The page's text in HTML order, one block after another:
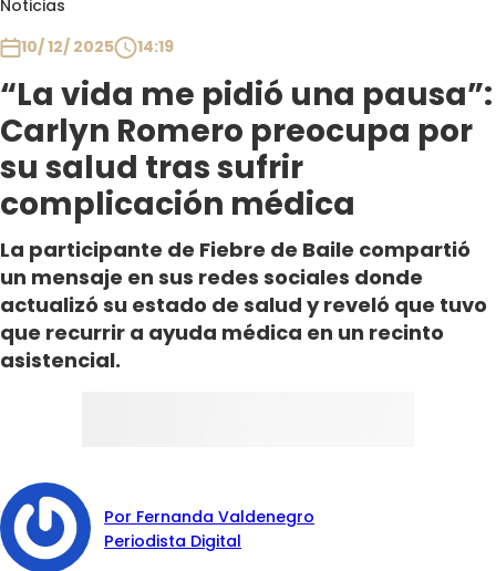
Noticias
10/ 12/ 2025
14:19
“La vida me pidió una pausa”:
Carlyn Romero preocupa por
su salud tras sufrir
complicación médica
La participante de Fiebre de Baile compartió
un mensaje en sus redes sociales donde
actualizó su estado de salud y reveló que tuvo
que recurrir a ayuda médica en un recinto
asistencial.
Por Fernanda Valdenegro
Periodista Digital
Club De La Comedia
Contigo en Directo
Plan Perfecto
El Tiempo
Sabingo
Todos Los Programas